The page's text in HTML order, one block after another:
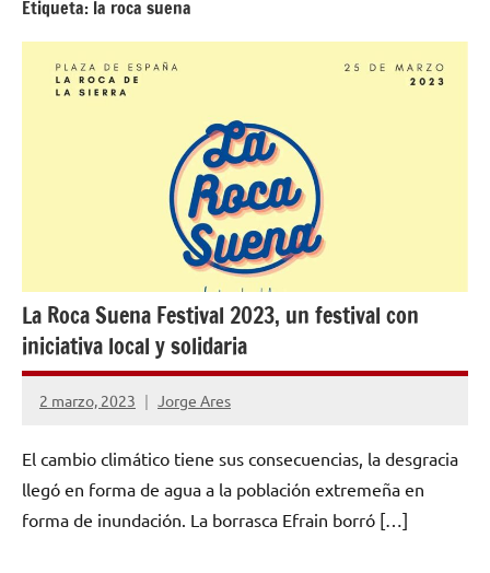
Etiqueta: la roca suena
La Roca Suena Festival 2023, un festival con
iniciativa local y solidaria
2 marzo, 2023 Jorge Ares
No
comentarios
El cambio climático tiene sus consecuencias, la desgracia
llegó en forma de agua a la población extremeña en
forma de inundación. La borrasca Efrain borró […]